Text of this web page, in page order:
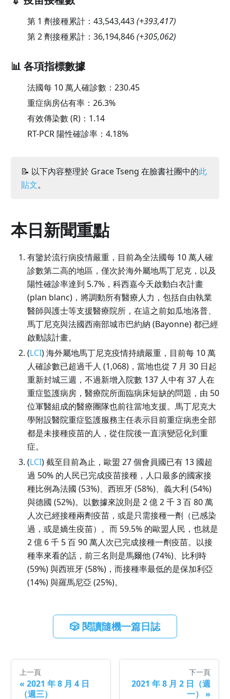
第 1 劑接種累計： 43,543,443(+393,417)
第 2 劑接種累計： 36,194,846(+305,062)
📊 各項指標數據
法國每 10 萬人確診數： 230.45
重症病房佔有率： 26.3%
有效傳染數 (R)： 1.14
RT-PCR 陽性確診率： 4.18%
📝 以下內容整理於 Grace Tseng 在臉書社團中的此
貼文。
本日新聞重點
有鑒於流行病疫情嚴重，目前為全法國每 10 萬人確
診數第二高的地區，僅次於海外屬地馬丁尼克，以及
陽性確診率達到 5.7%，科西嘉今天啟動白衣計畫
(plan blanc)，將調動所有醫療人力，包括自由執業
醫師與護士等支援醫療院所，在這之前如瓜地洛普、
馬丁尼克與法國西南部城市巴約納 (Bayonne) 都已經
啟動該計畫。
(LCI) 海外屬地馬丁尼克疫情持續嚴重，目前每 10 萬
人確診數已超過千人 (1,068)，當地也從 7 月 30 日起
重新封城三週，不過新增入院數 137 人中有 37 人在
重症監護病房，醫療院所面臨病床短缺的問題，由 50
位軍醫組成的醫療團隊也前往當地支援。馬丁尼克大
學附設醫院重症監護服務主任表示目前重症病患全部
都是未接種疫苗的人，從住院後一直演變惡化到重
症。
(LCI) 截至目前為止，歐盟 27 個會員國已有 13 國超
過 50% 的人民已完成疫苗接種，人口最多的國家接
種比例為法國 (53%)、西班牙 (58%)、義大利 (54%)
與德國 (52%)。以數據來說則是 2 億 2 千 3 百 80 萬
人次已經接種兩劑疫苗，或是只需接種一劑（已感染
過，或是嬌生疫苗）。而 59.5% 的歐盟人民，也就是
2 億 6 千 5 百 90 萬人次已完成接種一劑疫苗。以接
種率來看的話，前三名則是馬爾他 (74%)、比利時
(59%) 與西班牙 (58%)，而接種率最低的是保加利亞
(14%) 與羅馬尼亞 (25%)。
🎲 閱讀隨機一篇日誌
上一頁
« 2021 年 8 月 4 日
（週三）
下一頁
2021 年 8 月 2 日（週
一）
»